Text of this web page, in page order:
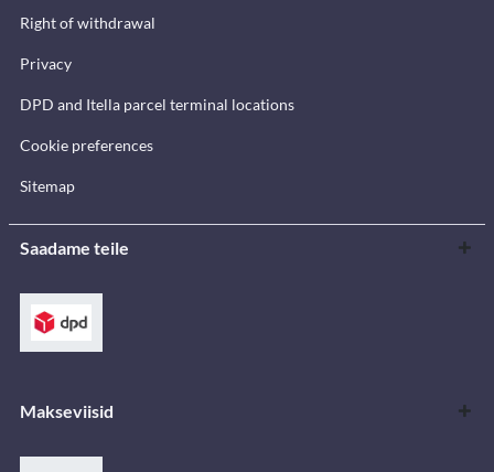
Right of withdrawal
Privacy
DPD and Itella parcel terminal locations
Cookie preferences
Sitemap
Saadame teile
Makseviisid